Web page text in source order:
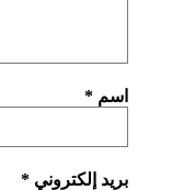
اسم *
بريد إلكتروني *